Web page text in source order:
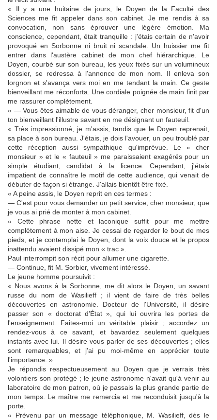
« Il y a une huitaine de jours, le Doyen de la Faculté des
Sciences me fit appeler dans son cabinet. Je me rendis à sa
convocation, non sans éprouver une légère émotion. Ma
conscience, cependant, était tranquille : j'étais certain de n'avoir
provoqué en Sorbonne ni bruit ni scandale. Un huissier me fit
entrer dans l'austère cabinet de mon chef hiérarchique. Le
Doyen, courbé sur son bureau, les yeux fixés sur un volumineux
dossier, se redressa à l'annonce de mon nom. Il enleva son
lorgnon et s'avança vers moi en me tendant la main. Ce geste
bienveillant me réconforta. Une cordiale poignée de main finit par
me rassurer complètement.
« — Vous êtes aimable de vous déranger, cher monsieur, fit d'un
ton bienveillant l'illustre savant en me désignant un fauteuil.
« Très impressionné, je m'assis, tandis que le Doyen reprenait,
sa place à son bureau. J'étais, je dois l'avouer, un peu troublé par
cette réception aussi sympathique qu'imprévue. Le « cher
monsieur » et le « fauteuil » me paraissaient exagérés pour un
simple étudiant, candidat à la licence. Cependant, j'étais
impatient de connaître le motif de cette audience, qui venait de
débuter de façon si étrange. J'allais bientôt être fixé.
« A peine assis, le Doyen reprit en ces termes :
— C'est pour vous demander un petit service, cher monsieur, que
je vous ai prié de monter à mon cabinet.
« Cette phrase nette et laconique suffit pour me mettre
complètement à mon aise. Je cessai de regarder le bout de mes
pieds, et je contemplai le Doyen, dont la voix douce et le propos
inattendu avaient dissipé mon « trac ».
Paul interrompit son récit pour allumer une cigarette.
— Continue, fit M. Sorbier, vivement intéressé.
Le jeune homme poursuivit :
« Nous avons à la Sorbonne, me dit alors le Doyen, un savant
russe du nom de Wasilieff ; il vient de faire de très belles
découvertes en astronomie. Docteur de l'Université, il désire
passer son « doctorat d'État », qui lui ouvrira les portes de
l'enseignement. Faites-moi un véritable plaisir ; accordez un
rendez-vous à ce savant, et bavardez seulement quelques
instants avec lui. Il désire vous parler de ses découvertes ; elles
sont remarquables, et j'ai pu moi-même en apprécier toute
l'importance. »
Je répondis respectueusement au Doyen que je verrais très
volontiers son protégé ; le jeune astronome n'avait qu'à venir au
laboratoire de mon patron, où je passais la plus grande partie de
mon temps. Le maître me remercia et me reconduisit jusqu'à la
porte.
« Prévenu par un message téléphonique, M. Wasilieff, dès le